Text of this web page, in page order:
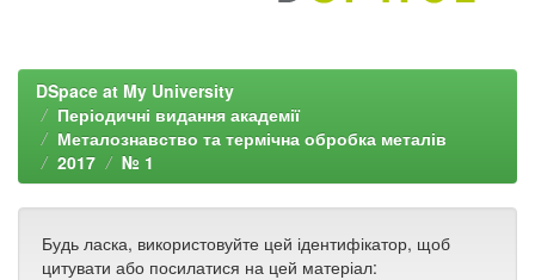
DSpace at My University
Періодичні видання академії
Металознавство та термічна обробка металів
2017
№ 1
Будь ласка, використовуйте цей ідентифікатор, щоб
цитувати або посилатися на цей матеріал: